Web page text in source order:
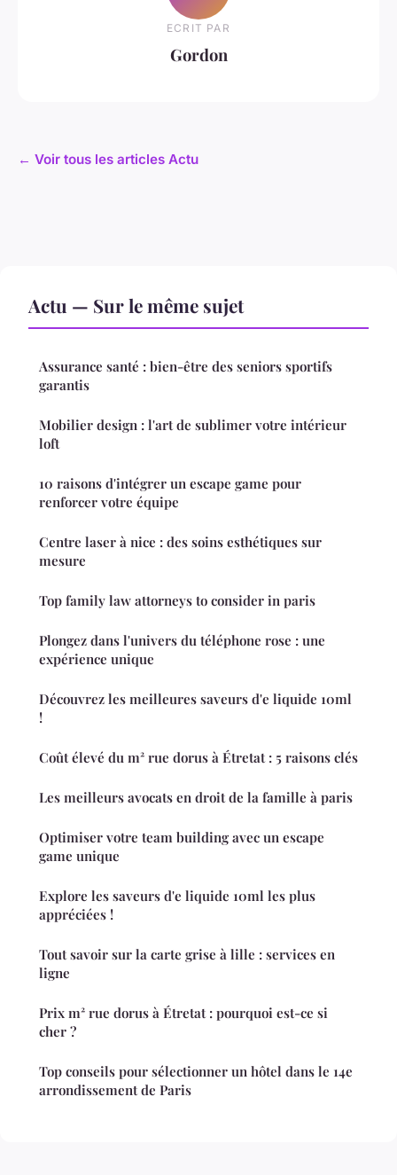
ECRIT PAR
Gordon
← Voir tous les articles Actu
Actu — Sur le même sujet
Assurance santé : bien-être des seniors sportifs
garantis
Mobilier design : l'art de sublimer votre intérieur
loft
10 raisons d'intégrer un escape game pour
renforcer votre équipe
Centre laser à nice : des soins esthétiques sur
mesure
Top family law attorneys to consider in paris
Plongez dans l'univers du téléphone rose : une
expérience unique
Découvrez les meilleures saveurs d'e liquide 10ml
!
Coût élevé du m² rue dorus à Étretat : 5 raisons clés
Les meilleurs avocats en droit de la famille à paris
Optimiser votre team building avec un escape
game unique
Explore les saveurs d'e liquide 10ml les plus
appréciées !
Tout savoir sur la carte grise à lille : services en
ligne
Prix m² rue dorus à Étretat : pourquoi est-ce si
cher ?
Top conseils pour sélectionner un hôtel dans le 14e
arrondissement de Paris